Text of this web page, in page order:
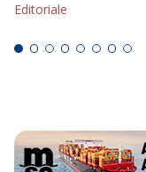
Editoriale